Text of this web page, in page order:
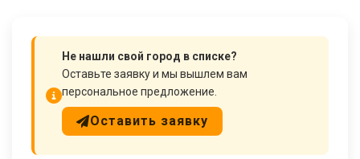
Не нашли свой город в списке?
Оставьте заявку и мы вышлем вам
персональное предложение.
Оставить заявку